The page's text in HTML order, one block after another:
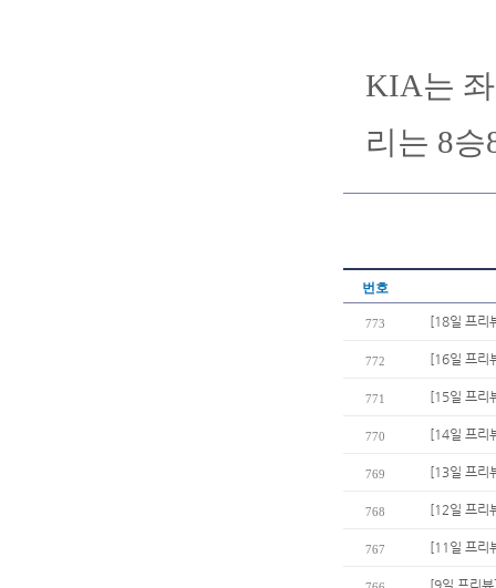
KIA는
리는 8
번호
773 [18일 프리
772 [16일 프리
771 [15일 프리
770 [14일 프리
769 [13일 프리
768 [12일 프리
767 [11일 프리
[9일 프리